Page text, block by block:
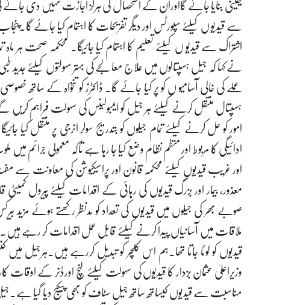
یقینی بنایا جائے گااوران کے استحصال کی ہرگز اجازت نہیں دی جائے
سے قیدیو ں کیلئے سپورٹس اور دیگر تفریحات کا اہتمام کیا جائے
اشتراک سے قیدیو ں کیلئے تعلیم کا اہتمام کیا جائیگا۔ محکمہ صحت ہر
نے کہا کہ جیل ہسپتالوں میں علاج معالجے کی بہتر سہولتوں کیلئے جدید
عملے کی خالی آسامیو ں کو پر کیا جائے گا۔ ڈاکٹرز کو تنخواہ کے ساتھ
ہسپتال منتقل کرنے کیلئے ہر جیل کو ایمبولینس کی سہولت فراہم
امور کو حل کرنے کیلئے تمام جیلوں کو بتدریج سولر انرجی پر منتقل
ادائیگی کا مربوط اور منظم نظام وضع کیا جا رہا ہے تاکہ معمولی جرائم میں
اور غریب قیدیوں کیلئے محکمہ قانون اور پراسیکیوشن کی معاونت سے
معذور، بیمار اور بزرگ قیدیوں کی رہائی کے اقدامات کیلئے پیرول
صوبے بھر کی جیلوں میں قیدیوں کی تعداد کو مدنظر رکھتے ہوئے
ملاقات میں آسانیاں پیدا کرنے کیلئے قابل عمل اقدامات کر رہے
قیدیوں کو لوٹا جاتا تھا۔ہم اس کلچر کو تبدیل کررہے ہیں۔ہرجیل میں
وزیراعلیٰ عثمان بزدار کا قیدیوں کی سہولت کیلئے لنچ اورڈنر کے
مناسبت سے قیدیوں کیساتھ ساتھ جیل سٹاف کو بھی پیکیج دیا گیا